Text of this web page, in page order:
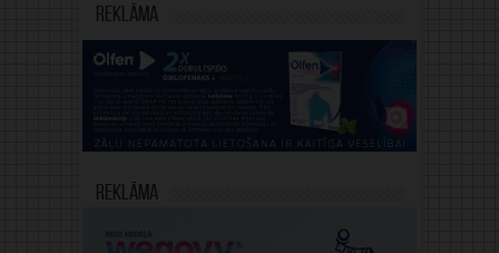
Reklāma
Reklāma